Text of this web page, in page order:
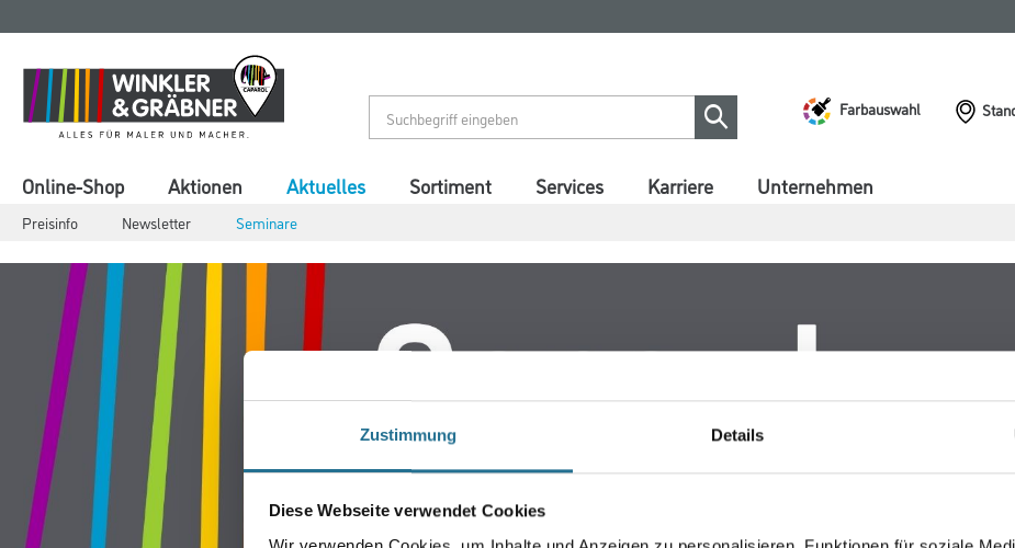
Zustimmung Details
Diese Webseite verwendet Cookies
springen
springen
Farbauswahl
Online-Shop Aktionen Aktuelles
Preisinfo Newsletter Seminare
Sortiment Services Karriere Unternehmen